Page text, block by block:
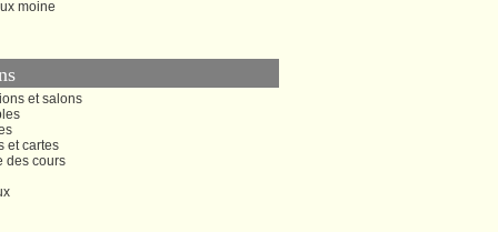
moine
et salons
et cartes
des cours